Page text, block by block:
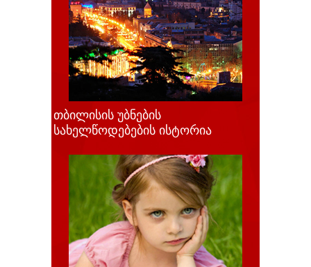
თბილისის უბნების
სახელწოდებების ისტორია